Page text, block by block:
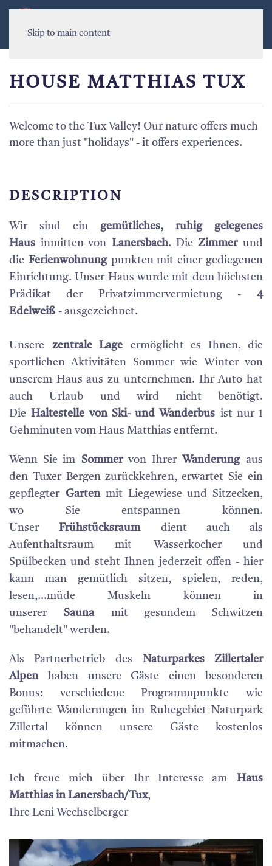
Skip to main content
HOUSE MATTHIAS TUX
Welcome to the Tux Valley! Our nature offers much
more than just "holidays" - it offers experiences.
DESCRIPTION
Wir sind ein gemütliches, ruhig gelegenes
Haus inmitten von Lanersbach. DieZimmerund
die Ferienwohnung punkten mit einer gediegenen
Einrichtung. Unser Haus wurde mit dem höchsten
Prädikat der Privatzimmervermietung - 4
Edelweiß - ausgezeichnet.
Unsere zentrale Lage ermöglicht es Ihnen, die
sportlichen Aktivitäten Sommer wie Winter von
unserem Haus aus zu unternehmen. Ihr Auto hat
auch Urlaub und wird nicht benötigt.
DieHaltestelle von Ski- und Wanderbus ist nur 1
Gehminuten vom Haus Matthias entfernt.
Wenn Sie im Sommervon Ihrer Wanderungaus
den Tuxer Bergen zurückkehren, erwartet Sie ein
gepflegter Gartenmit Liegewiese und Sitzecken,
wo Sie entspannen können.
UnserFrühstücksraum dient auch als
Aufenthaltsraum mit Wasserkocher und
Spülbecken und steht Ihnen jederzeit offen - hier
kann man gemütlich sitzen, spielen, reden,
lesen,...müde Muskeln können in
unserer Sauna mit gesundem Schwitzen
"behandelt" werden.
Als Partnerbetrieb des Naturparkes Zillertaler
Alpenhaben unsere Gäste einen besonderen
Bonus: verschiedene Programmpunkte wie
geführte Wanderungen im Ruhegebiet Naturpark
Zillertal können unsere Gäste kostenlos
mitmachen.
Ich freue mich über Ihr Interesse am Haus
Matthias in Lanersbach/Tux,
Ihre Leni Wechselberger